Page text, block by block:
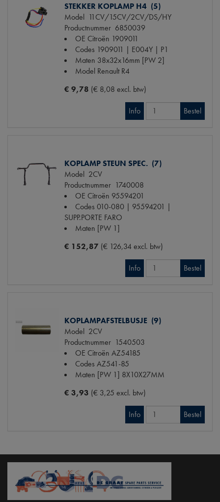
STEKKER KOPLAMP H4 (5)
Model 11CV/15CV/2CV/DS/HY
Productnummer 6850039
OE Citroën 1909011
Codes 1909011 | E004Y | P1
Maten 38x32x16mm [PW 2]
Model Renault R4
€ 9,78 (€ 8,08 excl. btw)
Info Bestel
KOPLAMP STEUN SPEC. (7)
Model 2CV
Productnummer 1740008
OE Citroën 95594201
Codes 010-080 | 95594201 |
SUPP.PORTE FARO
Maten [PW 1]
€ 152,87 (€ 126,34 excl. btw)
Info Bestel
KOPLAMPAFSTELBUSJE (9)
Model 2CV
Productnummer 1540503
OE Citroën AZ54185
Codes AZ541-85
Maten [PW 1] 8X10X27MM
€ 3,93 (€ 3,25 excl. btw)
Info Bestel